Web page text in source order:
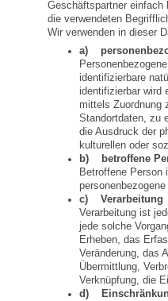
Geschäftspartner einfach
die verwendeten
Wir verwenden in dieser
a)
identifizierbare
identifizierbar wird
mittels Zuordnung
Standortdaten, zu
die Ausdruck der
kulturellen oder
b) betroffene
Betroffene Person
c) Verarbeitung
Verarbeitung ist
jede solche
Erheben, das
Veränderung, das
Übermittlung,
Verknüpfung, die
d)